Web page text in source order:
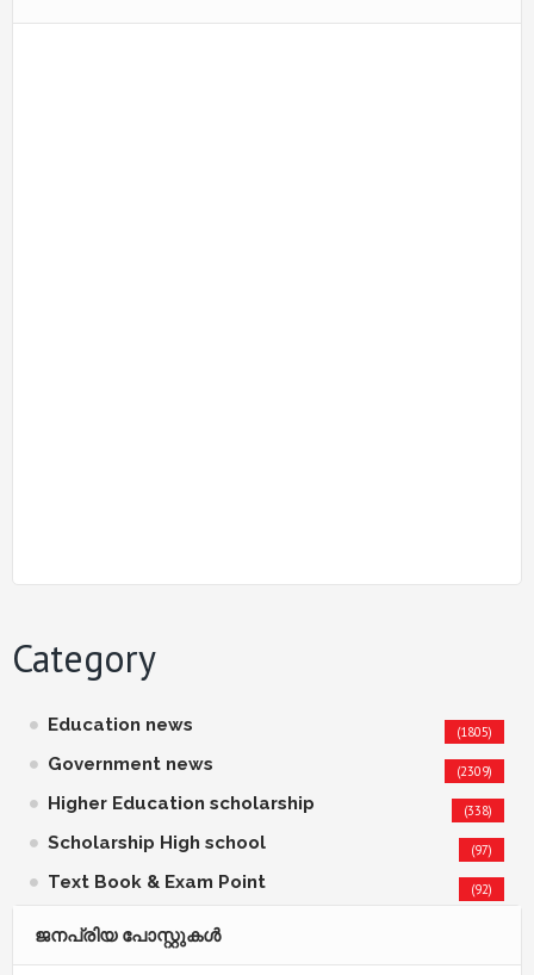
Category
Education news (1805)
Government news (2309)
Higher Education scholarship (338)
Scholarship High school (97)
Text Book & Exam Point (92)
ജനപ്രിയ പോസ്റ്റുകള്‍‌